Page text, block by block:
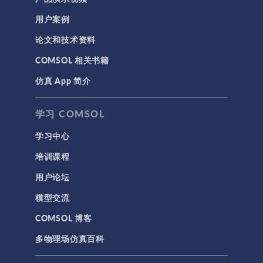
用户案例
论文和技术资料
COMSOL 相关书籍
仿真 App 简介
学习 COMSOL
学习中心
培训课程
用户论坛
模型交流
COMSOL 博客
多物理场仿真百科